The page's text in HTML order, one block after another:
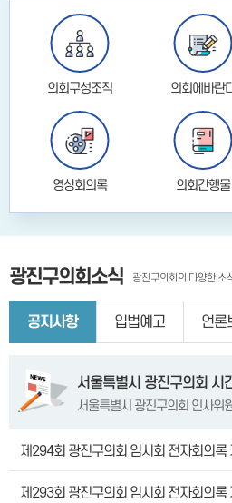
의회구성조직 의회에바란
영상회의록 의회간행물
광진구의회소식 광진구의회의 다양한 소
공지사항 입법예고 언론